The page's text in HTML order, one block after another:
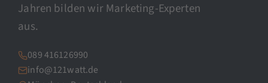
Jahren bilden wir Marketing-Experten
aus.
089 416126990
info@121watt.de